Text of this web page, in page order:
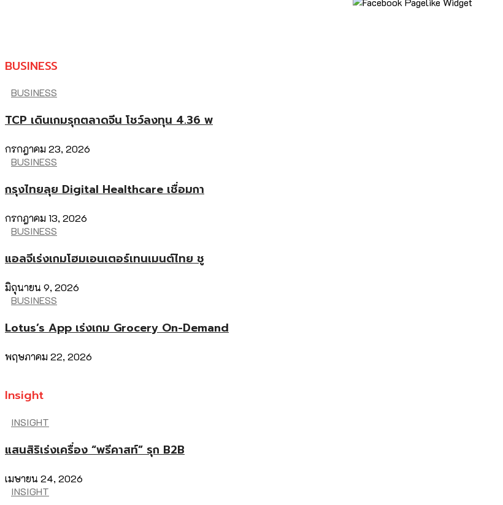
BUSINESS
BUSINESS
TCP เดินเกมรุกตลาดจีน โชว์ลงทุน 4.36 พ
กรกฎาคม 23, 2026
BUSINESS
กรุงไทยลุย Digital Healthcare เชื่อมกา
กรกฎาคม 13, 2026
BUSINESS
แอลจีเร่งเกมโฮมเอนเตอร์เทนเมนต์ไทย ชู
มิถุนายน 9, 2026
BUSINESS
Lotus’s App เร่งเกม Grocery On-Demand
พฤษภาคม 22, 2026
Insight
INSIGHT
แสนสิริเร่งเครื่อง “พรีคาสท์” รุก B2B
เมษายน 24, 2026
INSIGHT